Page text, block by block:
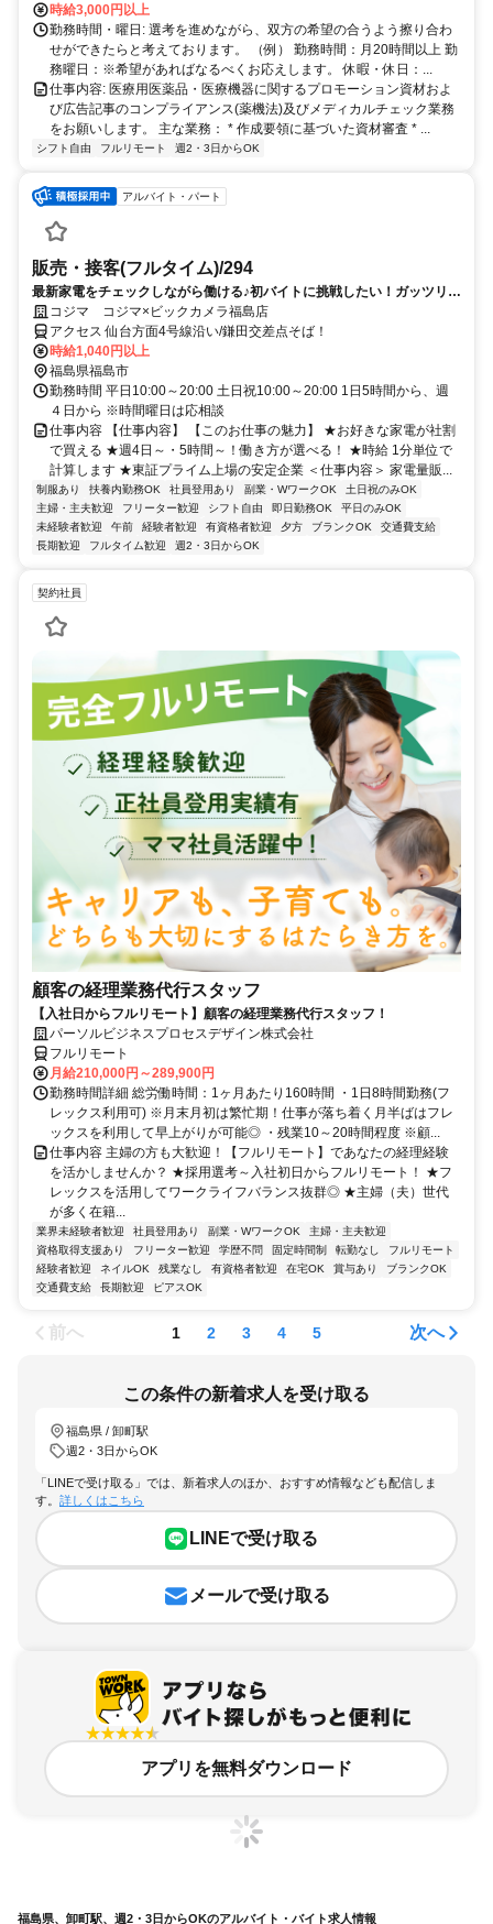
時給3,000円以上
勤務時間・曜日: 選考を進めながら、双方の希望の合うよう擦り合わ
せができたらと考えております。 （例） 勤務時間：月20時間以上 勤
務曜日：※希望があればなるべくお応えします。 休暇・休日：...
仕事内容: 医療用医薬品・医療機器に関するプロモーション資材およ
び広告記事のコンプライアンス(薬機法)及びメディカルチェック業務
をお願いします。 主な業務： * 作成要領に基づいた資材審査 * ...
シフト自由 フルリモート 週2・3日からOK
アルバイト・パート
販売・接客(フルタイム)/294
最新家電をチェックしながら働ける♪初バイトに挑戦したい！ガッツリ稼
ぎたいあなたに！
コジマ コジマ×ビックカメラ福島店
アクセス 仙台方面4号線沿い/鎌田交差点そば！
時給1,040円以上
福島県福島市
勤務時間 平日10:00～20:00 土日祝10:00～20:00 1日5時間から、週
４日から ※時間曜日は応相談
仕事内容 【仕事内容】 【このお仕事の魅力】 ★お好きな家電が社割
で買える ★週4日～・5時間～！働き方が選べる！ ★時給 1分単位で
計算します ★東証プライム上場の安定企業 ＜仕事内容＞ 家電量販...
制服あり 扶養内勤務OK 社員登用あり 副業・WワークOK
土日祝のみOK
主婦・主夫歓迎
フリーター歓迎 シフト自由 即日勤務OK
平日のみOK
未経験者歓迎
午前 経験者歓迎 有資格者歓迎 夕方 ブランクOK
交通費支給
長期歓迎
フルタイム歓迎 週2・3日からOK
契約社員
顧客の経理業務代行スタッフ
【入社日からフルリモート】顧客の経理業務代行スタッフ！
パーソルビジネスプロセスデザイン株式会社
フルリモート
月給210,000円～289,900円
勤務時間詳細 総労働時間：1ヶ月あたり160時間 ・1日8時間勤務(フ
レックス利用可) ※月末月初は繁忙期！仕事が落ち着く月半ばはフレ
ックスを利用して早上がりが可能◎ ・残業10～20時間程度 ※顧...
仕事内容 主婦の方も大歓迎！【フルリモート】であなたの経理経験
を活かしませんか？ ★採用選考～入社初日からフルリモート！ ★フ
レックスを活用してワークライフバランス抜群◎ ★主婦（夫）世代
が多く在籍...
業界未経験者歓迎 社員登用あり 副業・WワークOK
主婦・主夫歓迎
資格取得支援あり
フリーター歓迎 学歴不問 固定時間制 転勤なし
フルリモート
経験者歓迎
ネイルOK 残業なし 有資格者歓迎 在宅OK 賞与あり
ブランクOK
交通費支給
長期歓迎 ピアスOK
前へ 1 2 3 4 5 次へ
この条件の新着求人を受け取る
福島県 / 卸町駅
週2・3日からOK
「LINEで受け取る」では、新着求人のほか、おすすめ情報なども配信しま
す。 詳しくはこちら
LINEで受け取る
メールで受け取る
アプリを無料ダウンロード
福島県、卸町駅、週2・3日からOKのアルバイト・バイト求人情報